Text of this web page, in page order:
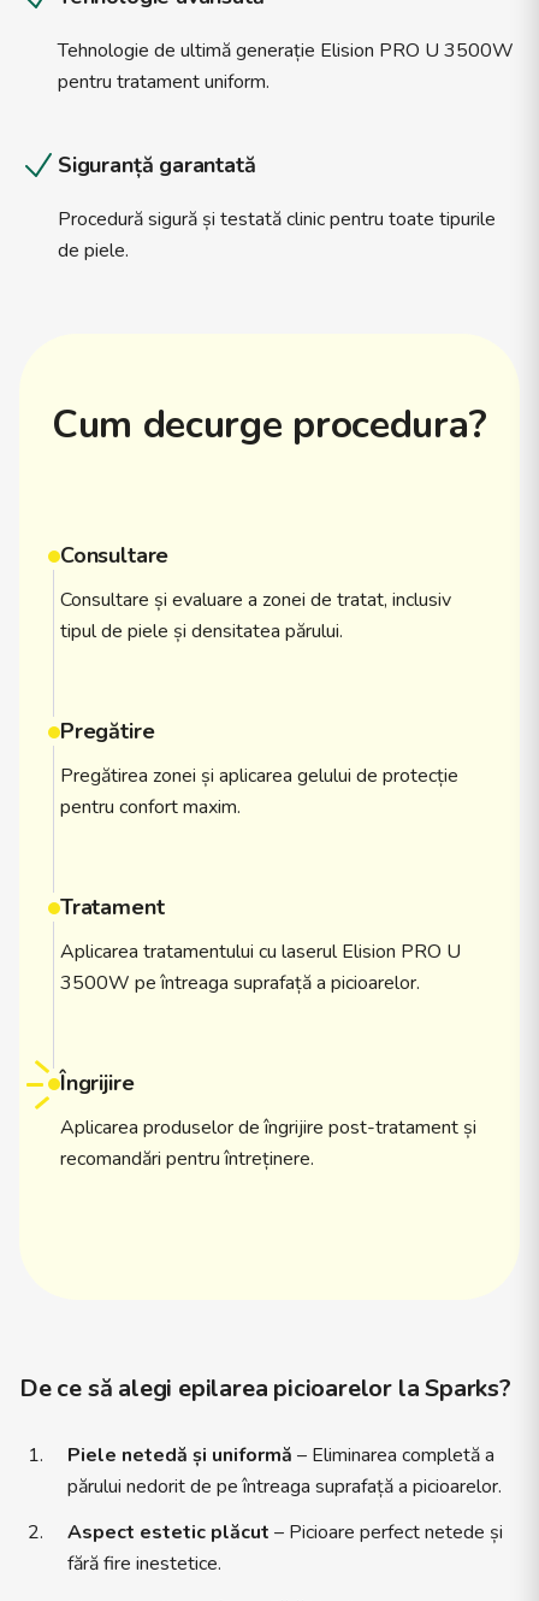
Tehnologie de ultimă generație Elision PRO U 3500W
pentru tratament uniform.
Siguranță garantată
Procedură sigură și testată clinic pentru toate tipurile
de piele.
Cum decurge procedura?
Consultare
Consultare și evaluare a zonei de tratat, inclusiv
tipul de piele și densitatea părului.
Pregătire
Pregătirea zonei și aplicarea gelului de protecție
pentru confort maxim.
Tratament
Aplicarea tratamentului cu laserul Elision PRO U
3500W pe întreaga suprafață a picioarelor.
Îngrijire
Aplicarea produselor de îngrijire post-tratament și
recomandări pentru întreținere.
De ce să alegi epilarea picioarelor la Sparks?
Piele netedă și uniformă – Eliminarea completă a
părului nedorit de pe întreaga suprafață a picioarelor.
Aspect estetic plăcut – Picioare perfect netede și
fără fire inestetice.